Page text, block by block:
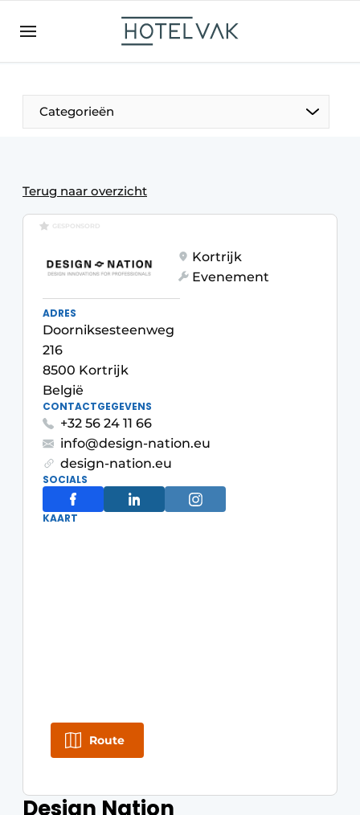
EN
NL
EN
FR
Categorieën
De Pen
Internationaal
Projecten
HR & Personeel
Housekeeping
Terug naar overzicht
Design Nation
GESPONSORD
Kortrijk
Evenement
ADRES
Doorniksesteenweg
216
8500 Kortrijk
België
CONTACTGEGEVENS
+32 56 24 11 66
info@design-nation.eu
design-nation.eu
SOCIALS
KAART
Route